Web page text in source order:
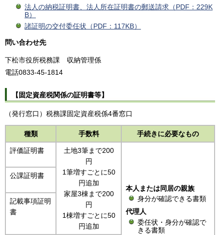
法人の納税証明書、法人所在証明書の郵送請求（PDF：229K
B）
諸証明の交付委任状（PDF：117KB）
問い合わせ先
下松市役所税務課 収納管理係
電話0833-45-1814
【固定資産税関係の証明書等】
（発行窓口）税務課固定資産税係4番窓口
種類 手数料 手続きに必要なもの
評価証明書
土地3筆まで200
円
1筆増すごとに50
円追加
家屋3棟まで200
円
1棟増すごとに50
円追加
本人または同居の親族
身分が確認できる書類
代理人
委任状・身分が確認で
きる書類
公課証明書
記載事項証明
書